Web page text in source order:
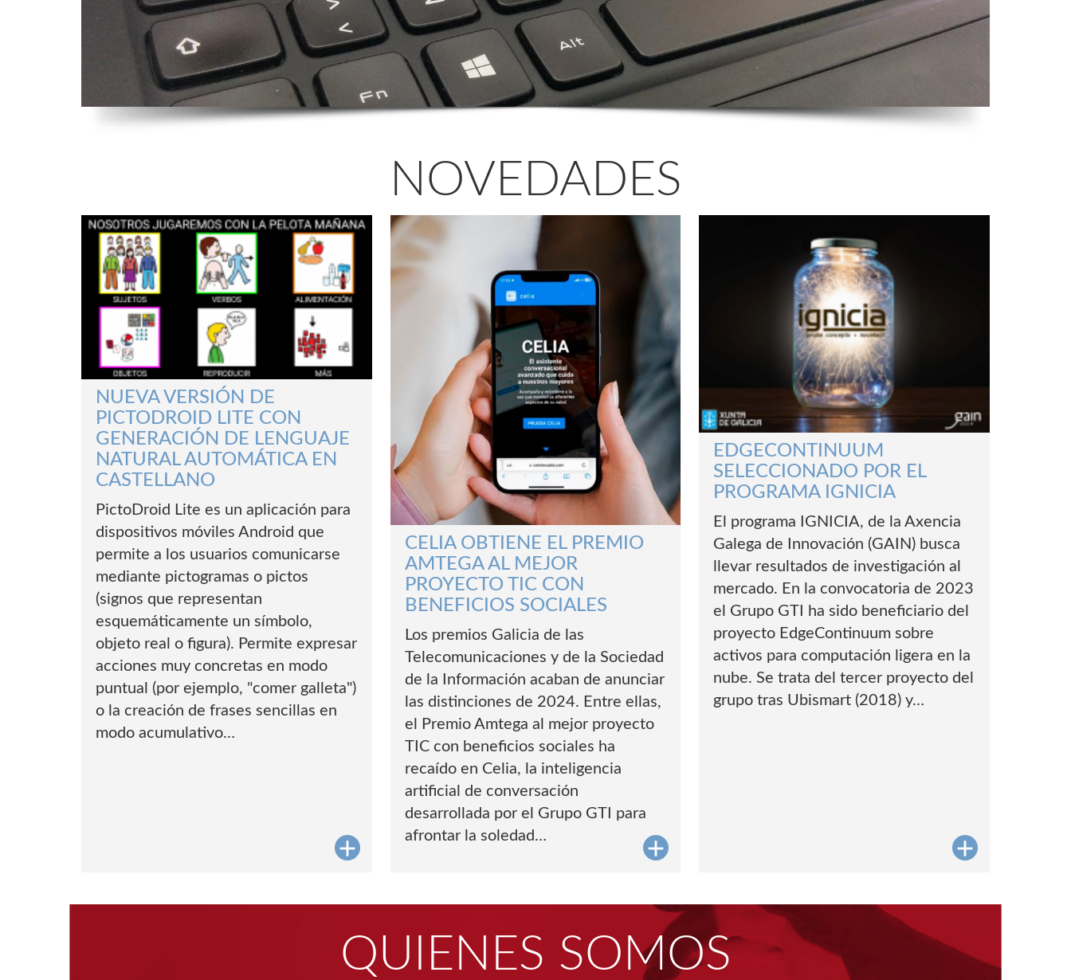
NOVEDADES
NUEVA VERSIÓN DE
PICTODROID LITE CON
GENERACIÓN DE LENGUAJE
NATURAL AUTOMÁTICA EN
CASTELLANO
PictoDroid Lite es un aplicación para
dispositivos móviles Android que
permite a los usuarios comunicarse
mediante pictogramas o pictos
(signos que representan
esquemáticamente un símbolo,
objeto real o figura). Permite expresar
acciones muy concretas en modo
puntual (por ejemplo, "comer galleta")
o la creación de frases sencillas en
modo acumulativo…
CELIA OBTIENE EL PREMIO
AMTEGA AL MEJOR
PROYECTO TIC CON
BENEFICIOS SOCIALES
Los premios Galicia de las
Telecomunicaciones y de la Sociedad
de la Información acaban de anunciar
las distinciones de 2024. Entre ellas,
el Premio Amtega al mejor proyecto
TIC con beneficios sociales ha
recaído en Celia, la inteligencia
artificial de conversación
desarrollada por el Grupo GTI para
afrontar la soledad…
EDGECONTINUUM
SELECCIONADO POR EL
PROGRAMA IGNICIA
El programa IGNICIA, de la Axencia
Galega de Innovación (GAIN) busca
llevar resultados de investigación al
mercado. En la convocatoria de 2023
el Grupo GTI ha sido beneficiario del
proyecto EdgeContinuum sobre
activos para computación ligera en la
nube. Se trata del tercer proyecto del
grupo tras Ubismart (2018) y…
QUIENES SOMOS